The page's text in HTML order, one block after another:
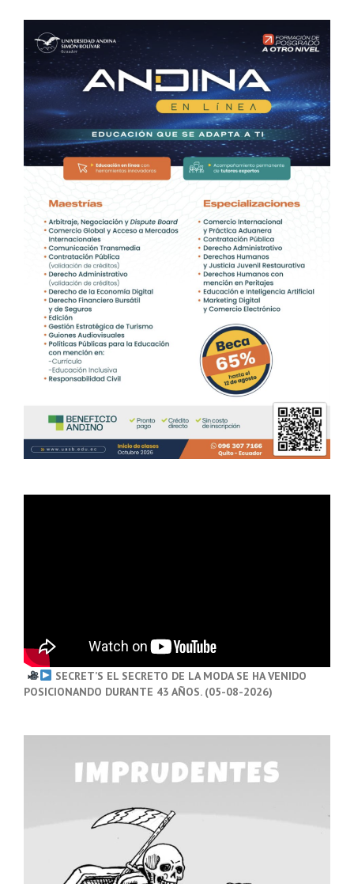
SECRET’S EL SECRETO DE LA MODA SE HA VENIDO
POSICIONANDO DURANTE 43 AÑOS. (05-08-2026)